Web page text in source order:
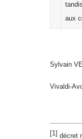
aux
Sylvain
Vivaldi-
[1] décret